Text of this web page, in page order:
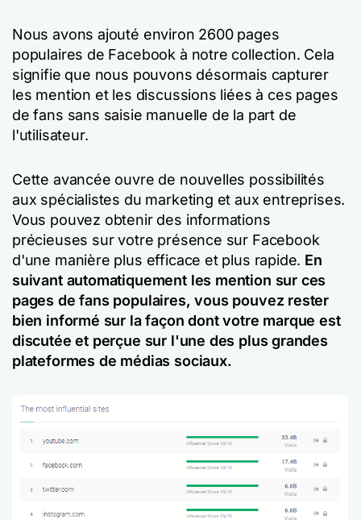
Nous avons ajouté environ 2600 pages
populaires de Facebook à notre collection. Cela
signifie que nous pouvons désormais capturer
les mention et les discussions liées à ces pages
de fans sans saisie manuelle de la part de
l'utilisateur.
Cette avancée ouvre de nouvelles possibilités
aux spécialistes du marketing et aux entreprises.
Vous pouvez obtenir des informations
précieuses sur votre présence sur Facebook
d'une manière plus efficace et plus rapide. En
suivant automatiquement les mention sur ces
pages de fans populaires, vous pouvez rester
bien informé sur la façon dont votre marque est
discutée et perçue sur l'une des plus grandes
plateformes de médias sociaux.